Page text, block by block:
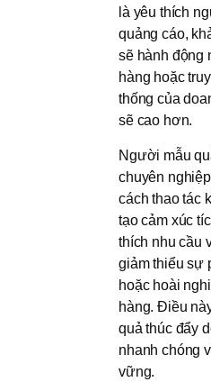
là yêu thích
quảng cáo,
sẽ hành động
hàng hoặc
thống của
sẽ cao hơn.
Người mẫu
chuyên
cách thao tác
tạo cảm xúc
thích nhu cầu
giảm thiểu sự
hoặc hoài
hàng. Điều
quả thúc đẩy
nhanh chóng
vững.